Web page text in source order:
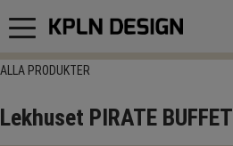
Meny
ALLA PRODUKTER
Lekhuset PIRATE BUFFET